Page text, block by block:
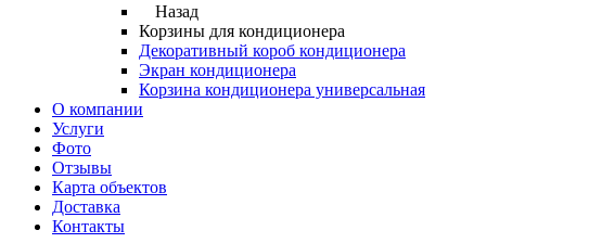
Назад
Корзины для кондиционера
Декоративный короб кондиционера
Экран кондиционера
Корзина кондиционера универсальная
О компании
Услуги
Фото
Отзывы
Карта объектов
Доставка
Контакты